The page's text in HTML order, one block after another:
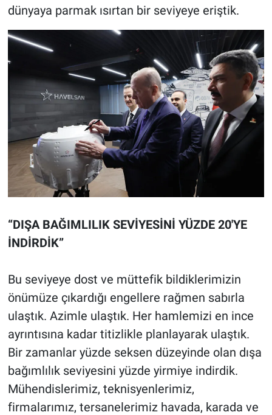
dünyaya parmak ısırtan bir seviyeye eriştik.
“DIŞA BAĞIMLILIK SEVİYESİNİ YÜZDE 20'YE
İNDİRDİK”
Bu seviyeye dost ve müttefik bildiklerimizin
önümüze çıkardığı engellere rağmen sabırla
ulaştık. Azimle ulaştık. Her hamlemizi en ince
ayrıntısına kadar titizlikle planlayarak ulaştık.
Bir zamanlar yüzde seksen düzeyinde olan dışa
bağımlılık seviyesini yüzde yirmiye indirdik.
Mühendislerimiz, teknisyenlerimiz,
firmalarımız, tersanelerimiz havada, karada ve